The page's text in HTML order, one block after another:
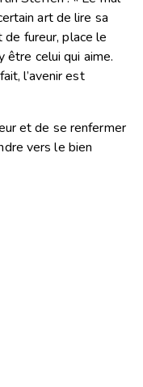
art de lire sa
de fureur, place le
être celui qui aime.
l’avenir est
et de se renfermer
vers le bien